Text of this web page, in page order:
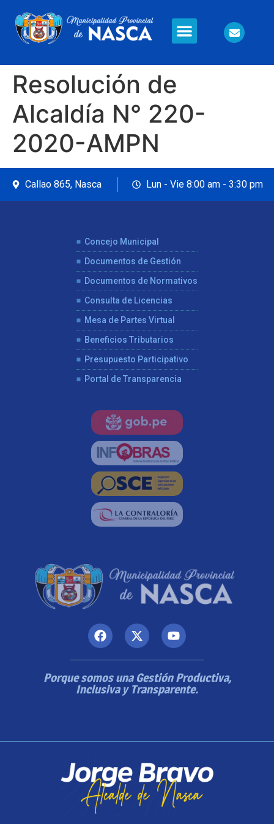
Resolución de
Alcaldía N° 220-
2020-AMPN
Callao 865, Nasca Lun - Vie 8:00 am - 3:30 pm
Concejo Municipal
Documentos de Gestión
Documentos de Normativos
Consulta de Licencias
Mesa de Partes Virtual
Beneficios Tributarios
Presupuesto Participativo
Portal de Transparencia
Porque somos una Gestión Productiva,
Inclusiva y Transparente.